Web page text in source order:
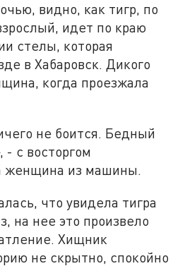
видно, как тигр, по
идет по краю
стелы, которая
в Хабаровск. Дикого
когда проезжала
не боится. Бедный
- с восторгом
женщина из машины.
что увидела тигра
на нее это произвело
Хищник
не скрытно, спокойно